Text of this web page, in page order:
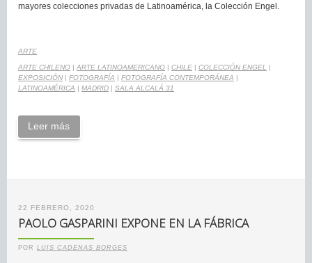
mayores colecciones privadas de Latinoamérica, la Colección Engel.
ARTE
ARTE CHILENO | ARTE LATINOAMERICANO | CHILE | COLECCIÓN ENGEL
|
EXPOSICIÓN | FOTOGRAFÍA | FOTOGRAFÍA CONTEMPORÁNEA |
LATINOAMÉRICA | MADRID | SALA ALCALÁ 31
Leer más
22 FEBRERO, 2020
PAOLO GASPARINI EXPONE EN LA FÁBRICA
POR LUIS CADENAS BORGES